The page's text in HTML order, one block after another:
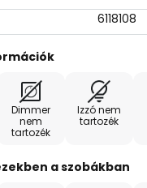
6118108
Dimmer
nem
tartozék
Izzó nem
tartozék
a szobákban